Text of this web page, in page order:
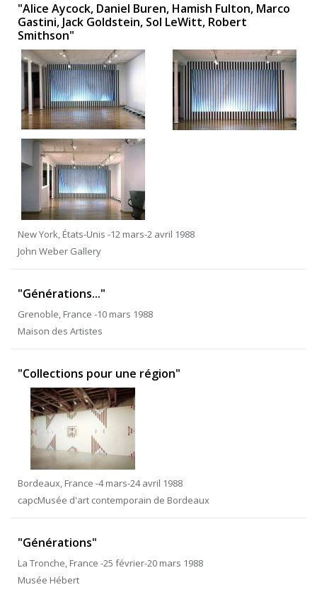
"Alice Aycock, Daniel Buren, Hamish Fulton, Marco
Gastini, Jack Goldstein, Sol LeWitt, Robert
Smithson"
New York, États-Unis -12 mars-2 avril 1988
John Weber Gallery
"Générations..."
Grenoble, France -10 mars 1988
Maison des Artistes
"Collections pour une région"
Bordeaux, France -4 mars-24 avril 1988
capcMusée d'art contemporain de Bordeaux
"Générations"
La Tronche, France -25 février-20 mars 1988
Musée Hébert